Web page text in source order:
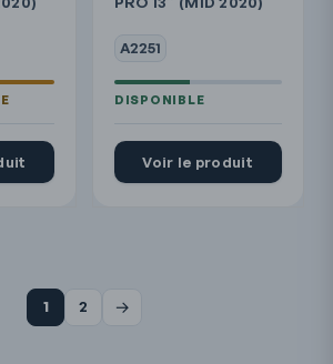
A2251
Voir le produit
1 2 →